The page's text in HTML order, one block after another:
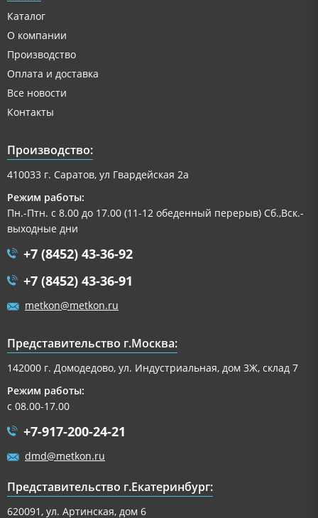
Каталог
О компании
Производство
Оплата и доставка
Все новости
Контакты
Производство:
410033 г. Саратов, ул Гвардейская 2а
Режим работы:
Пн.-Птн. с 8.00 до 17.00 (11-12 обеденный перерыв) Сб.,Вск.-
выходные дни
+7 (8452) 43-36-92
+7 (8452) 43-36-91
metkon@metkon.ru
Представительство г.Москва:
142000 г. Домодедово, ул. Индустриальная, дом 3Ж, склад 7
Режим работы:
с 08.00-17.00
+7-917-200-24-21
dmd@metkon.ru
Представительство г.Екатеринбург:
620091, ул. Артинская, дом 6